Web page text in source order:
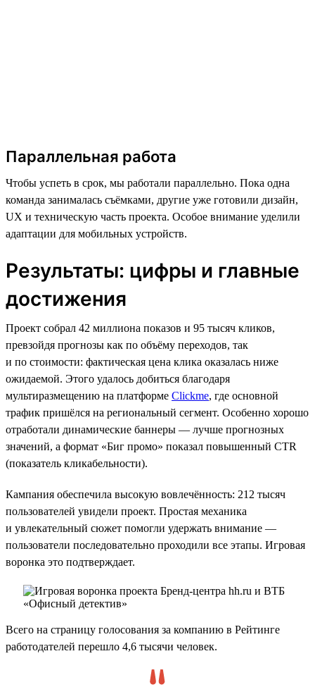
Параллельная работа
Чтобы успеть в срок, мы работали параллельно. Пока одна
команда занималась съёмками, другие уже готовили дизайн,
UX и техническую часть проекта. Особое внимание уделили
адаптации для мобильных устройств.
Результаты: цифры и главные
достижения
Проект собрал 42 миллиона показов и 95 тысяч кликов,
превзойдя прогнозы как по объёму переходов, так
и по стоимости: фактическая цена клика оказалась ниже
ожидаемой. Этого удалось добиться благодаря
мультиразмещению на платформе Clickme, где основной
трафик пришёлся на региональный сегмент. Особенно хорошо
отработали динамические баннеры — лучше прогнозных
значений, а формат «Биг промо» показал повышенный CTR
(показатель кликабельности).
Кампания обеспечила высокую вовлечённость: 212 тысяч
пользователей увидели проект. Простая механика
и увлекательный сюжет помогли удержать внимание —
пользователи последовательно проходили все этапы. Игровая
воронка это подтверждает.
Всего на страницу голосования за компанию в Рейтинге
работодателей перешло 4,6 тысячи человек.